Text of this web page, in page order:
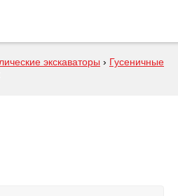
экскаваторы › Гусеничные